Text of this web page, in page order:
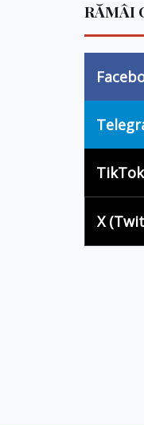
RĂMÂI
TikTok
X